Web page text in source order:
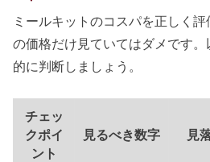
ミールキットのコスパを正しく
の価格だけ見ていてはダメです
的に判断しましょう。
チェッ
クポイ
ント
見るべき数字 見